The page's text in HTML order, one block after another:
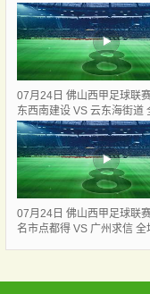
07月24日 佛山西甲足球联
东西南建设 VS 云东海街道
07月24日 佛山西甲足球联
名市点都得 VS 广州求信 全